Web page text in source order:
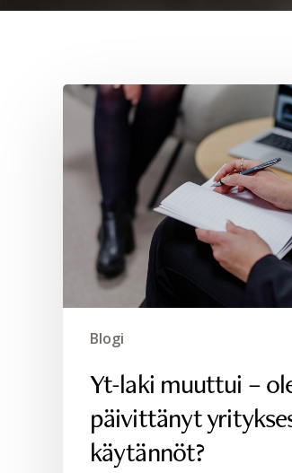
Yt-
muuttui
–
oletko
päivittänyt
yrityksesi
käytännöt?
Blogi
Yt-laki muuttui –
päivittänyt
käytännöt?